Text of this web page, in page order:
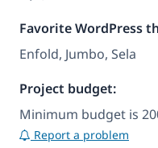
Favorite WordPress
Enfold, Jumbo, Sela
Project budget:
Minimum budget is
Report a problem